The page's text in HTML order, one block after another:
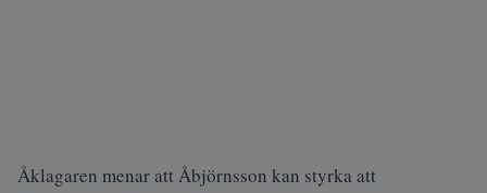
Åklagaren menar att Åbjörnsson kan styrka att